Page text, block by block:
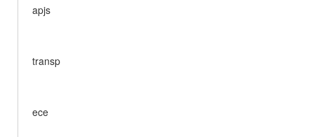
apjs
transp
ece